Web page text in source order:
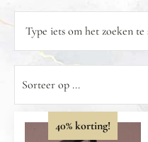
40% korting!